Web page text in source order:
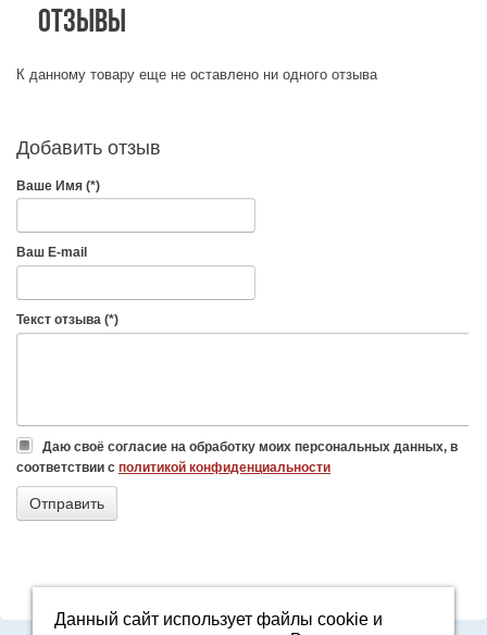
Отзывы
К данному товару еще не оставлено ни одного отзыва
Добавить отзыв
Ваше Имя (*)
Ваш E-mail
Текст отзыва (*)
Даю своё согласие на обработку моих персональных данных, в
соответствии с политикой конфиденциальности
Данный сайт использует файлы cookie и